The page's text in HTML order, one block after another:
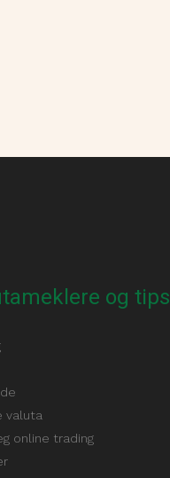
og tips
valuta
online trading